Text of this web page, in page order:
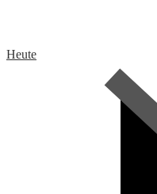
Heute